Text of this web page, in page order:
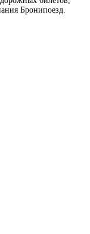
Бронипоезд.